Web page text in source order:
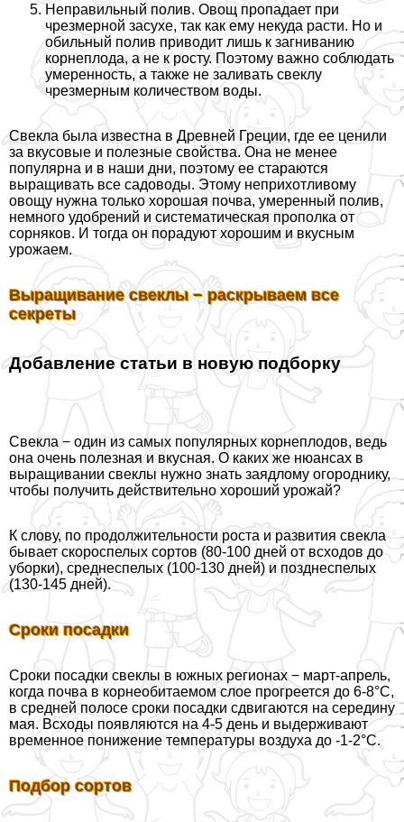
Неправильный полив. Овощ пропадает при
чрезмерной засухе, так как ему некуда расти. Но и
обильный полив приводит лишь к загниванию
корнеплода, а не к росту. Поэтому важно соблюдать
умеренность, а также не заливать свеклу
чрезмерным количеством воды.
Свекла была известна в Древней Греции, где ее ценили
за вкусовые и полезные свойства. Она не менее
популярна и в наши дни, поэтому ее стараются
выращивать все садоводы. Этому неприхотливому
овощу нужна только хорошая почва, умеренный полив,
немного удобрений и систематическая прополка от
сорняков. И тогда он порадуют хорошим и вкусным
урожаем.
Выращивание свеклы − раскрываем все
секреты
Добавление статьи в новую подборку
Свекла − один из самых популярных корнеплодов, ведь
она очень полезная и вкусная. О каких же нюансах в
выращивании свеклы нужно знать заядлому огороднику,
чтобы получить действительно хороший урожай?
К слову, по продолжительности роста и развития свекла
бывает скороспелых сортов (80-100 дней от всходов до
уборки), среднеспелых (100-130 дней) и позднеспелых
(130-145 дней).
Сроки посадки
Сроки посадки свеклы в южных регионах − март-апрель,
когда почва в корнеобитаемом слое прогреется до 6-8°С,
в средней полосе сроки посадки сдвигаются на середину
мая. Всходы появляются на 4-5 день и выдерживают
временное понижение температуры воздуха до -1-2°С.
Подбор сортов